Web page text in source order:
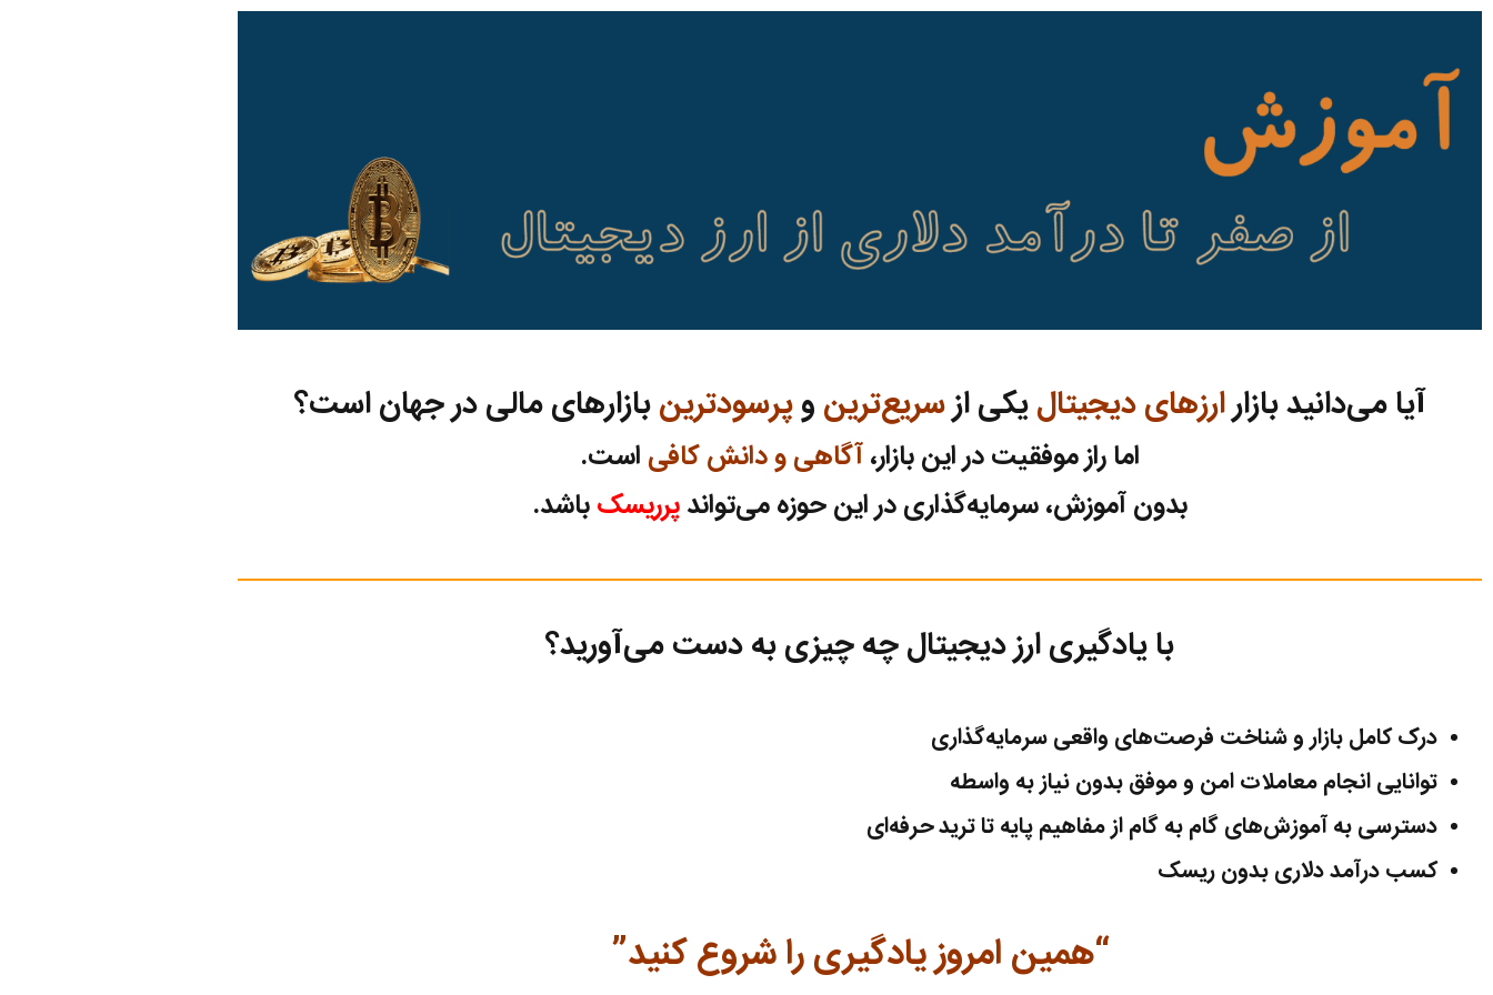
آیا می‌دانید بازارارزهای دیجیتالیکی ازسریع‌ترینوپرسودترینبازارهای مالی در جهان است؟
اما راز موفقیت در این بازار،آگاهی و دانش کافی است.
بدون آموزش، سرمایه‌گذاری در این حوزه می‌تواندپرریسکباشد.
با یادگیری ارز دیجیتال چه چیزی به دست می‌آورید؟
درک کامل بازارو شناخت فرصت‌های واقعیسرمایه‌گذاری
توانایی انجام معاملات امن و موفق بدون نیازبه واسطه
دسترسی به آموزش‌های گام‌ به‌ گام از مفاهیمپایهتاترید حرفه‌ای
کسبدرآمد دلاریبدون ریسک
“همین امروز یادگیری را شروع کنید”